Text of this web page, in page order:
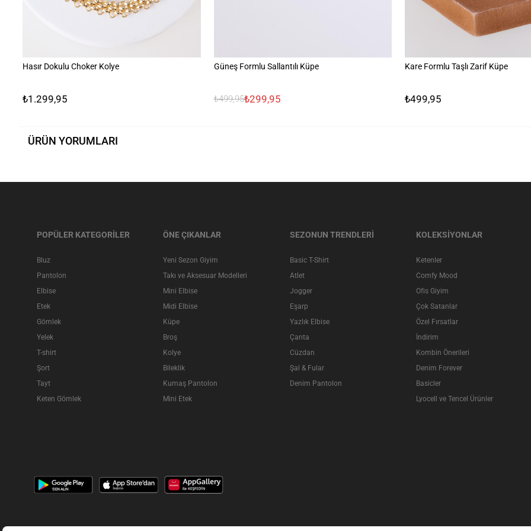
Hasır Dokulu Choker Kolye
₺1.299,95
Güneş Formlu Sallantılı Küpe
₺499,95₺299,95
Kare Formlu Taşlı Zarif Küpe
₺499,95
ÜRÜN YORUMLARI
POPÜLER KATEGORİLER
Bluz
Pantolon
Elbise
Etek
Gömlek
Yelek
T-shirt
Şort
Tayt
Keten Gömlek
ÖNE ÇIKANLAR
Yeni Sezon Giyim
Takı ve Aksesuar Modelleri
Mini Elbise
Midi Elbise
Küpe
Broş
Kolye
Bileklik
Kumaş Pantolon
Mini Etek
SEZONUN TRENDLERİ
Basic T-Shirt
Atlet
Jogger
Eşarp
Yazlık Elbise
Çanta
Cüzdan
Şal & Fular
Denim Pantolon
KOLEKSİYONLAR
Ketenler
Comfy Mood
Ofis Giyim
Çok Satanlar
Özel Fırsatlar
İndirim
Kombin Önerileri
Denim Forever
Basicler
Lyocell ve Tencel Ürünler